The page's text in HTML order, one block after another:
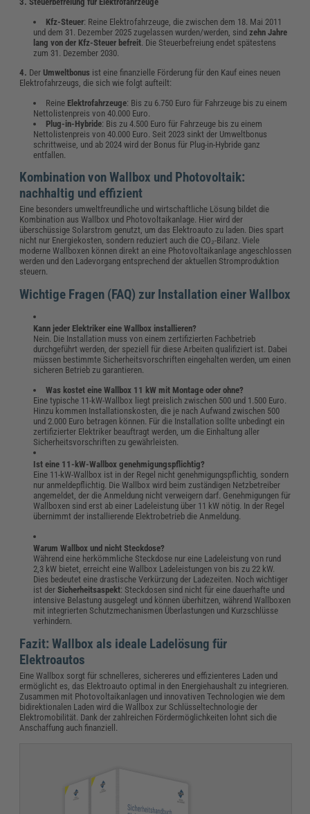
Kfz-Steuer: Reine Elektrofahrzeuge, die zwischen dem 18. Mai 2011
und dem 31. Dezember 2025 zugelassen wurden/werden, sindzehn Jahre
lang von der Kfz-Steuer befreit. Die Steuerbefreiung endet spätestens
zum 31. Dezember 2030.
4. Der Umweltbonus ist eine finanzielle Förderung für den Kauf eines neuen
Elektrofahrzeugs, die sich wie folgt aufteilt:
Reine Elektrofahrzeuge: Bis zu 6.750 Euro für Fahrzeuge bis zu einem
Nettolistenpreis von 40.000 Euro.
Plug-in-Hybride: Bis zu 4.500 Euro für Fahrzeuge bis zu einem
Nettolistenpreis von 40.000 Euro. Seit 2023 sinkt der Umweltbonus
schrittweise, und ab 2024 wird der Bonus für Plug-in-Hybride ganz
entfallen.
Kombination von Wallbox und Photovoltaik:
nachhaltig und effizient
Eine besonders umweltfreundliche und wirtschaftliche Lösung bildet die
Kombination aus Wallbox und Photovoltaikanlage. Hier wird der
überschüssige Solarstrom genutzt, um das Elektroauto zu laden. Dies spart
nicht nur Energiekosten, sondern reduziert auch die CO₂-Bilanz. Viele
moderne Wallboxen können direkt an eine Photovoltaikanlage angeschlossen
werden und den Ladevorgang entsprechend der aktuellen Stromproduktion
steuern.
Wichtige Fragen (FAQ) zur Installation einer Wallbox
Kann jeder Elektriker eine Wallbox installieren?
Nein. Die Installation muss von einem zertifizierten Fachbetrieb
durchgeführt werden, der speziell für diese Arbeiten qualifiziert ist. Dabei
müssen bestimmte Sicherheitsvorschriften eingehalten werden, um einen
sicheren Betrieb zu garantieren.
Was kostet eine Wallbox 11 kW mit Montage oder ohne?
Eine typische 11-kW-Wallbox liegt preislich zwischen 500 und 1.500 Euro.
Hinzu kommen Installationskosten, die je nach Aufwand zwischen 500
und 2.000 Euro betragen können. Für die Installation sollte unbedingt ein
zertifizierter Elektriker beauftragt werden, um die Einhaltung aller
Sicherheitsvorschriften zu gewährleisten.
Ist eine 11-kW-Wallbox genehmigungspflichtig?
Eine 11-kW-Wallbox ist in der Regel nicht genehmigungspflichtig, sondern
nur anmeldepflichtig. Die Wallbox wird beim zuständigen Netzbetreiber
angemeldet, der die Anmeldung nicht verweigern darf. Genehmigungen für
Wallboxen sind erst ab einer Ladeleistung über 11 kW nötig. In der Regel
übernimmt der installierende Elektrobetrieb die Anmeldung.
Warum Wallbox und nicht Steckdose?
Während eine herkömmliche Steckdose nur eine Ladeleistung von rund
2,3 kW bietet, erreicht eine Wallbox Ladeleistungen von bis zu 22 kW.
Dies bedeutet eine drastische Verkürzung der Ladezeiten. Noch wichtiger
ist derSicherheitsaspekt: Steckdosen sind nicht für eine dauerhafte und
intensive Belastung ausgelegt und können überhitzen, während Wallboxen
mit integrierten Schutzmechanismen Überlastungen und Kurzschlüsse
verhindern.
Fazit: Wallbox als ideale Ladelösung für
Elektroautos
Eine Wallbox sorgt für schnelleres, sichereres und effizienteres Laden und
ermöglicht es, das Elektroauto optimal in den Energiehaushalt zu integrieren.
Zusammen mit Photovoltaikanlagen und innovativen Technologien wie dem
bidirektionalen Laden wird die Wallbox zur Schlüsseltechnologie der
Elektromobilität. Dank der zahlreichen Fördermöglichkeiten lohnt sich die
Anschaffung auch finanziell.